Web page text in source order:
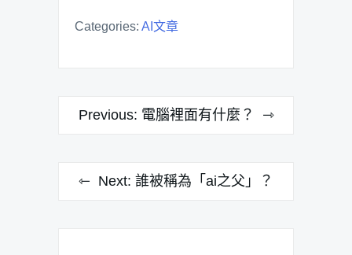
Categories: AI文章
Previous: 電腦裡面有什麼？
Next: 誰被稱為「ai之父」？